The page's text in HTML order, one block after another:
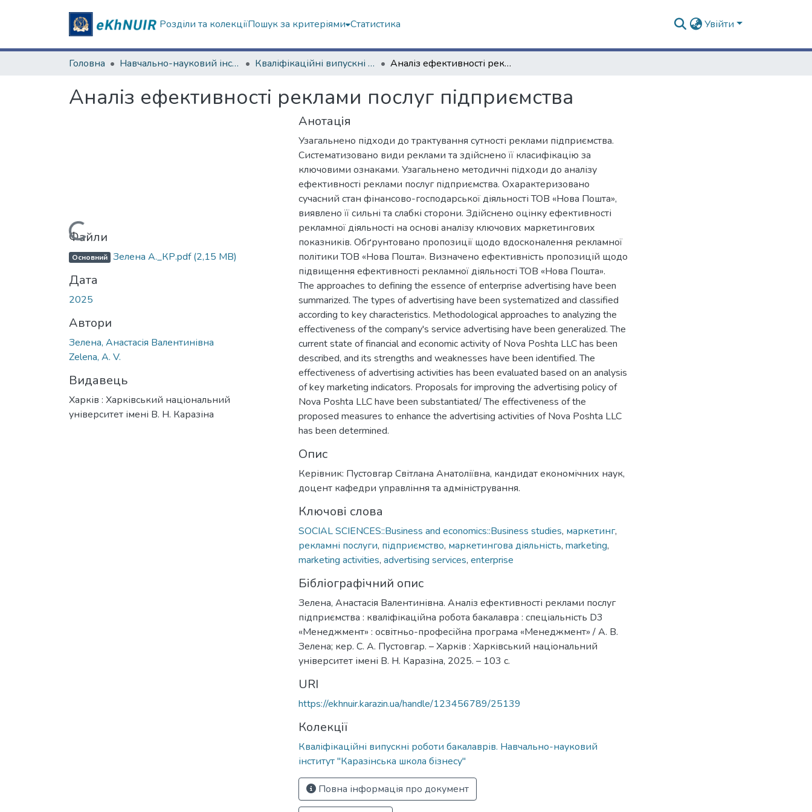
Розділи та колекціїПошук за критеріями Статистика Увійти
Головна Навчально-науковий інститут "Каразінська школа бізнесу" Кваліфікаційні випускні роботи бакалаврів. Навчально-науковий інститут "Каразінська школа бізнесу" Аналіз ефективності реклами послуг підприємства
Аналіз ефективності реклами послуг підприємства
Вантажиться...
Файли
Основний Зелена А._КР.pdf(2,15 MB)
Дата
2025
Автори
Зелена, Анастасія Валентинівна
Zelena, A. V.
Видавець
Харків : Харківський національний
університет імені В. Н. Каразіна
Анотація
Узагальнено підходи до трактування сутності реклами підприємства.
Систематизовано види реклами та здійснено її класифікацію за
ключовими ознаками. Узагальнено методичні підходи до аналізу
ефективності реклами послуг підприємства. Охарактеризовано
сучасний стан фінансово-господарської діяльності ТОВ «Нова Пошта»,
виявлено її сильні та слабкі сторони. Здійснено оцінку ефективності
рекламної діяльності на основі аналізу ключових маркетингових
показників. Обґрунтовано пропозиції щодо вдосконалення рекламної
політики ТОВ «Нова Пошта». Визначено ефективність пропозицій щодо
підвищення ефективності рекламної діяльності ТОВ «Нова Пошта».
The approaches to defining the essence of enterprise advertising have been
summarized. The types of advertising have been systematized and classified
according to key characteristics. Methodological approaches to analyzing the
effectiveness of the company's service advertising have been generalized. The
current state of financial and economic activity of Nova Poshta LLC has been
described, and its strengths and weaknesses have been identified. The
effectiveness of advertising activities has been evaluated based on an analysis
of key marketing indicators. Proposals for improving the advertising policy of
Nova Poshta LLC have been substantiated/ The effectiveness of the
proposed measures to enhance the advertising activities of Nova Poshta LLC
has been determined.
Опис
Керівник: Пустовгар Світлана Анатоліївна, кандидат економічних наук,
доцент кафедри управління та адміністрування.
Ключові слова
SOCIAL SCIENCES::Business and economics::Business studies, маркетинг,
рекламні послуги, підприємство, маркетингова діяльність, marketing,
marketing activities, advertising services, enterprise
Бібліографічний опис
Зелена, Анастасія Валентинівна. Аналіз ефективності реклами послуг
підприємства : кваліфікаційна робота бакалавра : спеціальність D3
«Менеджмент» : освітньо-професійна програма «Менеджмент» / А. В.
Зелена; кер. С. А. Пустовгар. – Харків : Харківський національний
університет імені В. Н. Каразіна, 2025. – 103 с.
URI
https://ekhnuir.karazin.ua/handle/123456789/25139
Колекції
Кваліфікаційні випускні роботи бакалаврів. Навчально-науковий
інститут "Каразінська школа бізнесу"
Повна інформація про документ